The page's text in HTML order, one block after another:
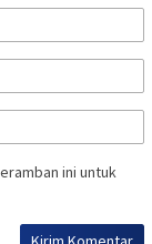
ini untuk